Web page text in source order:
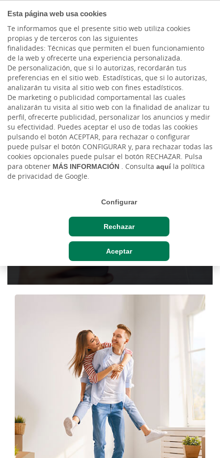
Esta página web usa cookies
Te informamos que el presente sitio web utiliza cookies
propias y de terceros con las siguientes
finalidades: Técnicas que permiten el buen funcionamiento
de la web y ofrecerte una experiencia personalizada.
De personalización, que si lo autorizas, recordarán tus
preferencias en el sitio web. Estadísticas, que si lo autorizas,
analizarán tu visita al sitio web con fines estadísticos.
De marketing o publicidad comportamental las cuales
analizarán tu visita al sitio web con la finalidad de analizar tu
perfil, ofrecerte publicidad, personalizar los anuncios y medir
su efectividad. Puedes aceptar el uso de todas las cookies
pulsando el botón ACEPTAR, para rechazar o configurar
puede pulsar el botón CONFIGURAR y, para rechazar todas las
cookies opcionales puede pulsar el botón RECHAZAR. Pulsa
para obtener MÁS INFORMACIÓN . Consulta aquíla política
de privacidad de Google.
Configurar
Rechazar
Aceptar
PRÉSTAMOS
Financiación Joven
Si tienes entre 18 y 30 años, con
Cajasiete tienes un préstamo para tus
estudios, para tu primer coche o para
tus características.